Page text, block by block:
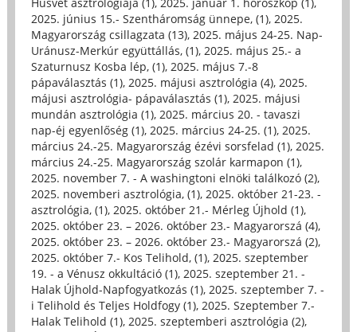
Húsvét asztrológiája (1), 2025. január 1. horoszkóp (1),
2025. június 15.- Szentháromság ünnepe, (1), 2025.
Magyarország csillagzata (13), 2025. május 24-25. Nap-
Uránusz-Merkúr együttállás, (1), 2025. május 25.- a
Szaturnusz Kosba lép, (1), 2025. május 7.-8
pápaválasztás (1), 2025. májusi asztrológia (4), 2025.
májusi asztrológia- pápaválasztás (1), 2025. májusi
mundán asztrológia (1), 2025. március 20. - tavaszi
nap-éj egyenlőség (1), 2025. március 24-25. (1), 2025.
március 24.-25. Magyarország ézévi sorsfelad (1), 2025.
március 24.-25. Magyarország szolár karmapon (1),
2025. november 7. - A washingtoni elnöki találkozó (2),
2025. novemberi asztrológia, (1), 2025. október 21-23. -
asztrológia, (1), 2025. október 21.- Mérleg Újhold (1),
2025. október 23. – 2026. október 23.- Magyarorszá (4),
2025. október 23. – 2026. október 23.- Magyarorszá (2),
2025. október 7.- Kos Telihold, (1), 2025. szeptember
19. - a Vénusz okkultáció (1), 2025. szeptember 21. -
Halak Újhold-Napfogyatkozás (1), 2025. szeptember 7. -
i Telihold és Teljes Holdfogy (1), 2025. Szeptember 7.-
Halak Telihold (1), 2025. szeptemberi asztrológia (2),